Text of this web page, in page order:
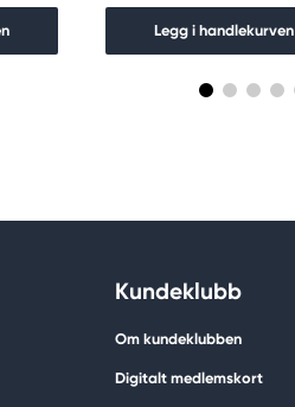
Legg i handlekurven
Kundeklubb
Om kundeklubben
Digitalt medlemskort